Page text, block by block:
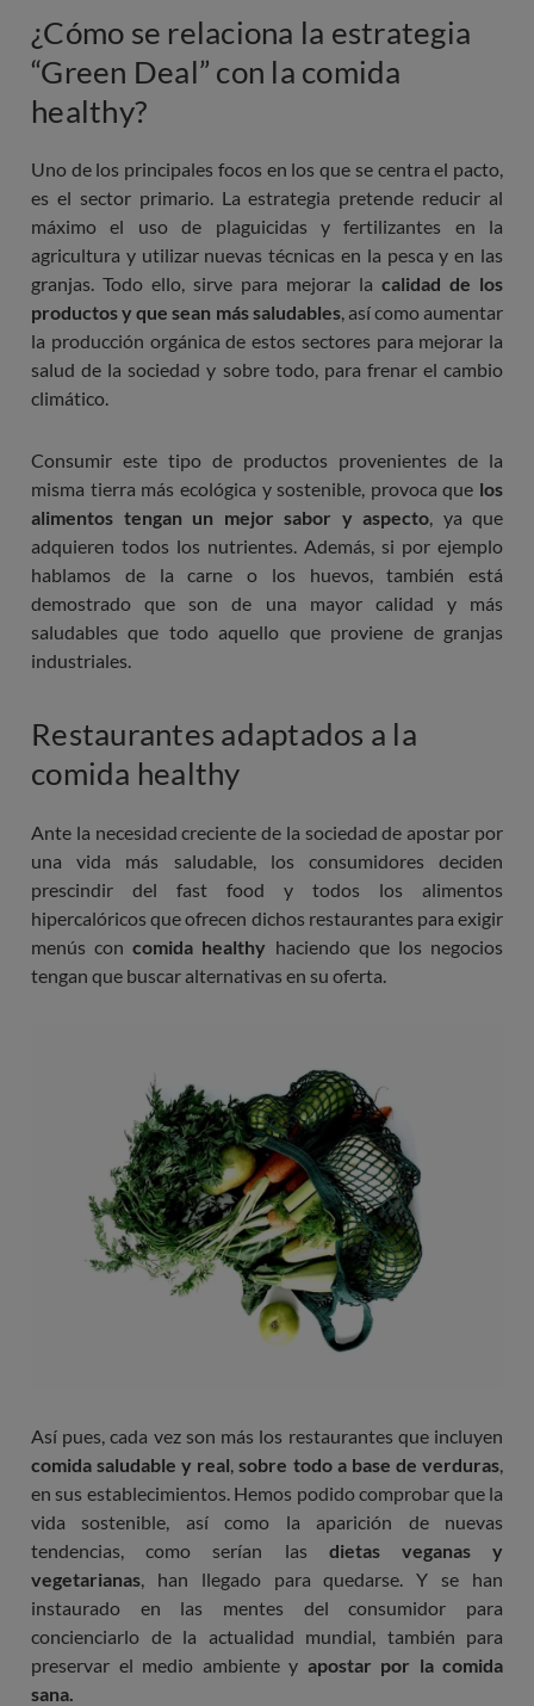
¿Cómo se relaciona la estrategia
“Green Deal” con la comida
healthy?
Uno de los principales focos en los que se centra el pacto,
es el sector primario. La estrategia pretende reducir al
máximo el uso de plaguicidas y fertilizantes en la
agricultura y utilizar nuevas técnicas en la pesca y en las
granjas. Todo ello, sirve para mejorar la calidad de los
productos y que sean más saludables, así como aumentar
la producción orgánica de estos sectores para mejorar la
salud de la sociedad y sobre todo, para frenar el cambio
climático.
Consumir este tipo de productos provenientes de la
misma tierra más ecológica y sostenible, provoca que los
alimentos tengan un mejor sabor y aspecto, ya que
adquieren todos los nutrientes. Además, si por ejemplo
hablamos de la carne o los huevos, también está
demostrado que son de una mayor calidad y más
saludables que todo aquello que proviene de granjas
industriales.
Restaurantes adaptados a la
comida healthy
Ante la necesidad creciente de la sociedad de apostar por
una vida más saludable, los consumidores deciden
prescindir del fast food y todos los alimentos
hipercalóricos que ofrecen dichos restaurantes para exigir
menús concomida healthy haciendo que los negocios
tengan que buscar alternativas en su oferta.
Así pues, cada vez son más los restaurantes que incluyen
comida saludable y real sobre todo a base de verduras
en sus establecimientos. Hemos podido comprobar que la
vida sostenible, así como la aparición de nuevas
tendencias, como serían las dietas veganas y
vegetarianas , han llegado para quedarse. Y se han
instaurado en las mentes del consumidor para
concienciarlo de la actualidad mundial, también para
preservar el medio ambiente y apostar por la comida
sana.